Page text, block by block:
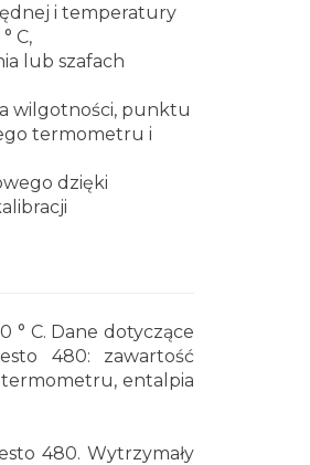
i temperatury
C,
lub szafach
wilgotności, punktu
termometru i
dzięki
C. Dane dotyczące
480: zawartość
entalpia
480. Wytrzymały